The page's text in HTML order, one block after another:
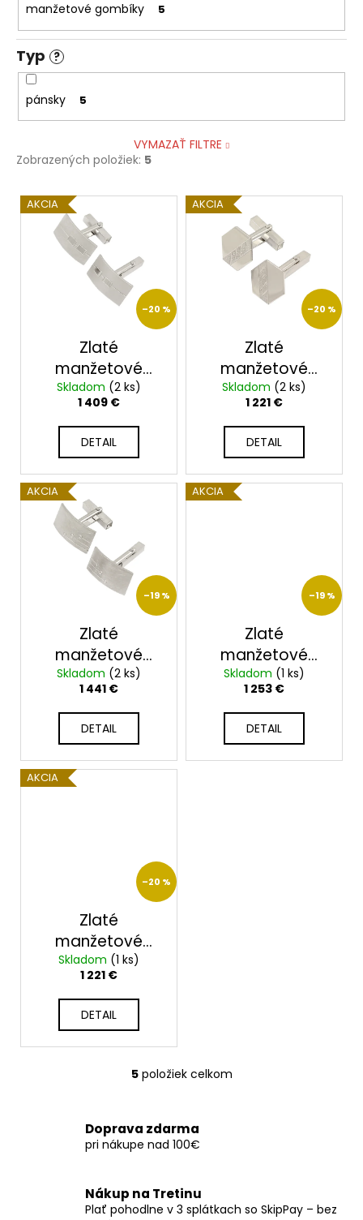
manžetové gombíky 5
Typ ?
pánsky 5
VYMAZAŤ FILTRE
Zobrazených položiek: 5
V
ý
v
AKCIA
–20 %
Zlaté
manžetové
gombíky KM-
001/B
Skladom (2 ks)
1 409 €
DETAIL
AKCIA
–20 %
Zlaté
manžetové
gombíky KM-
002/B
Skladom (2 ks)
1 221 €
DETAIL
AKCIA
–19 %
Zlaté
manžetové
gombíky KM-
003/B
Skladom (2 ks)
1 441 €
DETAIL
AKCIA
–19 %
Zlaté
manžetové
gombíky KM-
004/B
Skladom (1 ks)
1 253 €
DETAIL
AKCIA
–20 %
Zlaté
manžetové
gombíky KM-
005/B
Skladom (1 ks)
1 221 €
DETAIL
O
á
d
c
i
5položiek celkom
Doprava zdarma
pri nákupe nad 100€
Nákup na Tretinu
Plať pohodlne v 3 splátkach so SkipPay – bez